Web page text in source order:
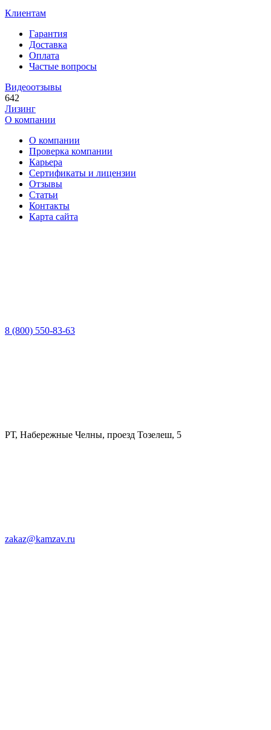
Клиентам
Гарантия
Доставка
Оплата
Частые вопросы
Видеоотзывы
642
Лизинг
О компании
О компании
Проверка компании
Карьера
Сертификаты и лицензии
Отзывы
Статьи
Контакты
Карта сайта
8 (800) 550-83-63
РТ, Набережные Челны, проезд Тозелеш, 5
zakaz@kamzav.ru